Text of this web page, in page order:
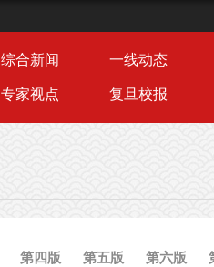
综合新闻 一线动态
专家视点 复旦校报
第四版 第五版 第六版